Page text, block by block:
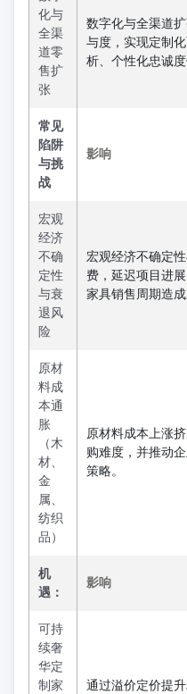
化与
全渠
道零
售扩
张
数字化与全渠道
与度，实现定制
析、个性化忠诚度
常见
陷阱
与挑
战
影响
宏观
经济
不确
定性
与衰
退风
险
宏观经济不确定
费，延迟项目进
家具销售周期造成
原材
料成
本通
胀
（木
材、
金
属、
纺织
品）
原材料成本上涨
购难度，并推动
策略。
机
遇：
影响
可持
续奢
华定
制家
通过溢价定价提